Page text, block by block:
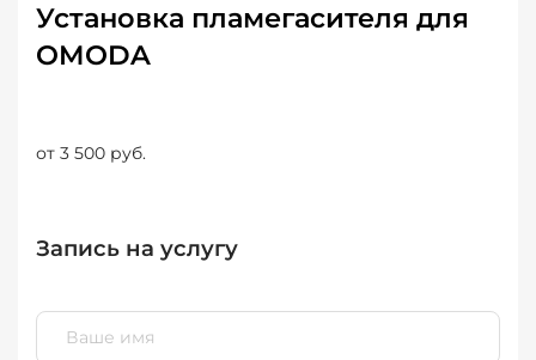
Установка пламегасителя для
OMODA
от 3 500 руб.
Запись на услугу